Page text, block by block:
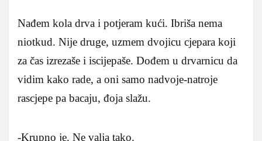
Nađem kola drva i potjeram kući. Ibriša nema
niotkud. Nije druge, uzmem dvojicu cjepara koji
za čas izrezaše i iscijepaše. Dođem u drvarnicu da
vidim kako rade, a oni samo nadvoje-natroje
rascjepe pa bacaju, đoja slažu.
-Krupno je. Ne valja tako.